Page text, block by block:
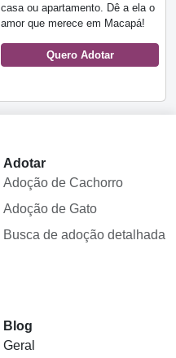
casa ou apartamento. Dê a ela o
amor que merece em Macapá!
Quero Adotar
Adotar
Adoção de Cachorro
Adoção de Gato
Busca de adoção detalhada
Blog
Geral